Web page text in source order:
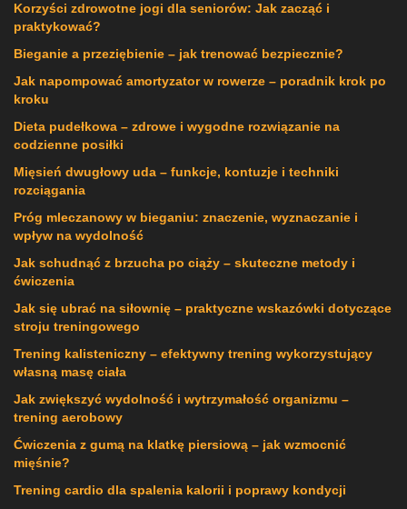
Korzyści zdrowotne jogi dla seniorów: Jak zacząć i
praktykować?
Bieganie a przeziębienie – jak trenować bezpiecznie?
Jak napompować amortyzator w rowerze – poradnik krok po
kroku
Dieta pudełkowa – zdrowe i wygodne rozwiązanie na
codzienne posiłki
Mięsień dwugłowy uda – funkcje, kontuzje i techniki
rozciągania
Próg mleczanowy w bieganiu: znaczenie, wyznaczanie i
wpływ na wydolność
Jak schudnąć z brzucha po ciąży – skuteczne metody i
ćwiczenia
Jak się ubrać na siłownię – praktyczne wskazówki dotyczące
stroju treningowego
Trening kalisteniczny – efektywny trening wykorzystujący
własną masę ciała
Jak zwiększyć wydolność i wytrzymałość organizmu –
trening aerobowy
Ćwiczenia z gumą na klatkę piersiową – jak wzmocnić
mięśnie?
Trening cardio dla spalenia kalorii i poprawy kondycji